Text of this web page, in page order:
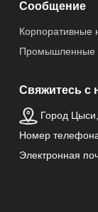
Сообщение
Корпоративные
Промышленные
Свяжитесь с
Город
Номер
Электронная